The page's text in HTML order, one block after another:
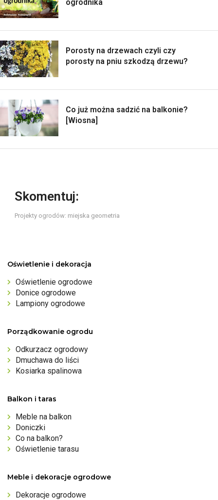
ogrodnika
Porosty na drzewach czyli czy
porosty na pniu szkodzą drzewu?
Co już można sadzić na balkonie?
[Wiosna]
Skomentuj:
Projekty ogrodów: miejska geometria
Oświetlenie i dekoracja
Oświetlenie ogrodowe
Donice ogrodowe
Lampiony ogrodowe
Porządkowanie ogrodu
Odkurzacz ogrodowy
Dmuchawa do liści
Kosiarka spalinowa
Balkon i taras
Meble na balkon
Doniczki
Co na balkon?
Oświetlenie tarasu
Meble i dekoracje ogrodowe
Dekoracje ogrodowe